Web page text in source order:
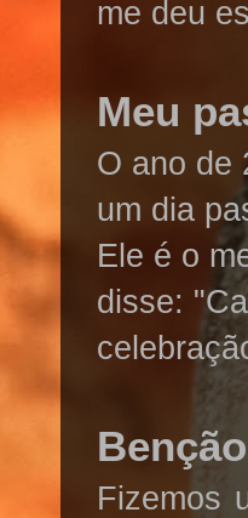
me deu
Meu
O ano de
um dia
Ele é o
disse:
Fizemos